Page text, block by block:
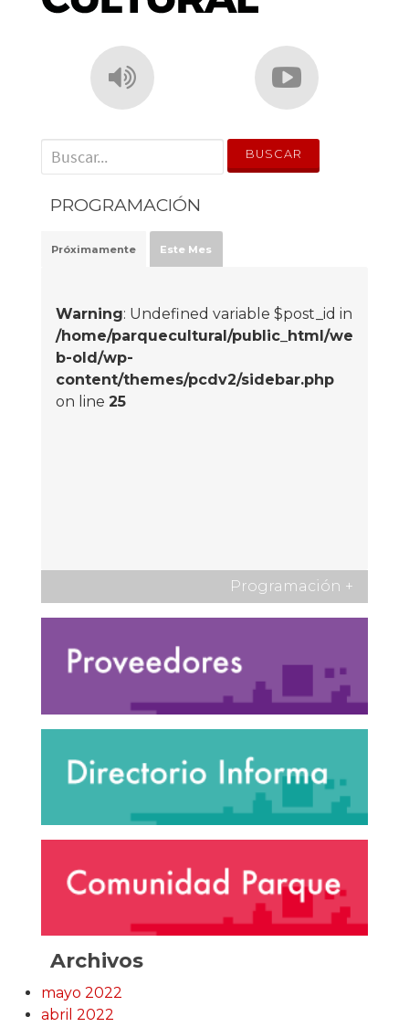
' . __('Search for:') . '
PROGRAMACIÓN
Próximamente Este Mes
Warning: Undefined variable $post_id in
/home/parquecultural/public_html/we
b-old/wp-
content/themes/pcdv2/sidebar.php
on line 25
Programación +
Archivos
mayo 2022
abril 2022